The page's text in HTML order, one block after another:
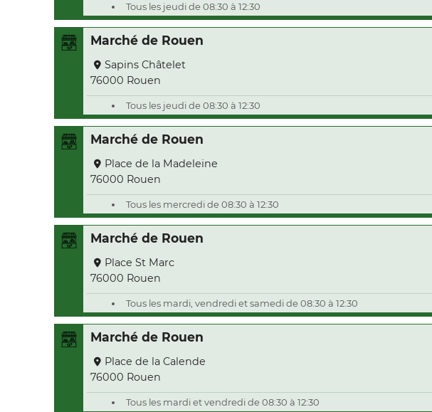
Tous les jeudi de 08:30 à 12:30
Marché de Rouen
Sapins Châtelet
76000 Rouen
Tous les jeudi de 08:30 à 12:30
Marché de Rouen
Place de la Madeleine
76000 Rouen
Tous les mercredi de 08:30 à 12:30
Marché de Rouen
Place St Marc
76000 Rouen
Tous les mardi, vendredi et samedi de 08:30 à 12:30
Marché de Rouen
Place de la Calende
76000 Rouen
Tous les mardi et vendredi de 08:30 à 12:30